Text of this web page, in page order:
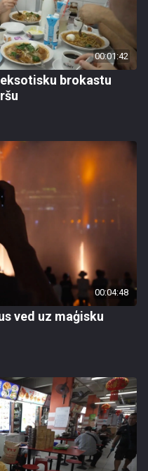
00:01:42
brokastu
00:04:48
ved uz maģisku